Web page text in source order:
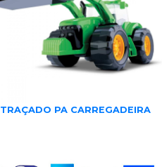
TRAÇADO PA CARREGADEIRA